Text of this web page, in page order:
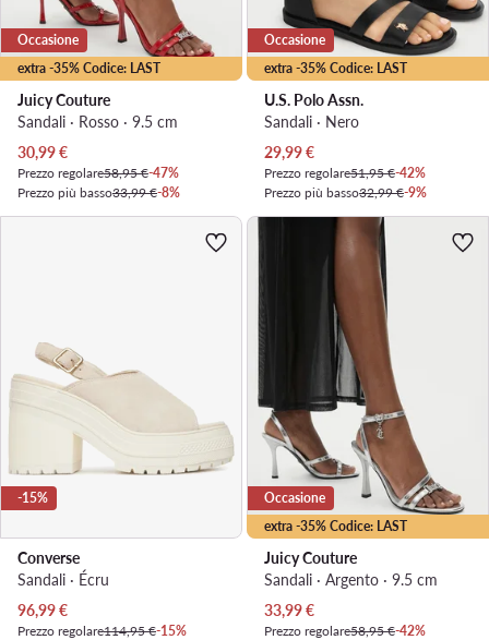
extra -35% Codice: LAST
Occasione
Juicy Couture
Sandali · Rosso · 9.5 cm
Prezzo attuale
30,99€
Prezzo regolare58,95 €-47%
Prezzo più basso33,99 €-8%
extra -35% Codice: LAST
Occasione
U.S. Polo Assn.
Sandali · Nero
Prezzo attuale
29,99€
Prezzo regolare51,95 €-42%
Prezzo più basso32,99 €-9%
-15%
Converse
Sandali · Écru
Prezzo attuale
96,99€
Prezzo regolare114,95 €-15%
extra -35% Codice: LAST
Occasione
Juicy Couture
Sandali · Argento · 9.5 cm
Prezzo attuale
33,99€
Prezzo regolare58,95 €-42%